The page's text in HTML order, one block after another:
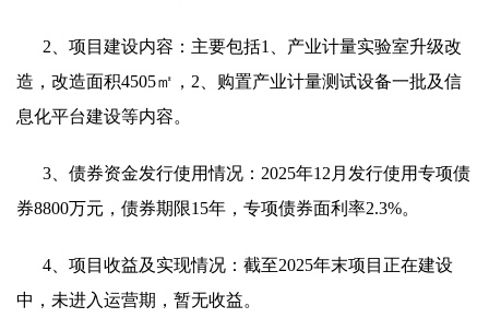
2、项目建设内容：主要包括1、产业计量实验室升级改
造，改造面积4505㎡，2、购置产业计量测试设备一批及信
息化平台建设等内容。
3、 债券资金发行使用情况： 2025年12月发行使用专项债
券8800万元，债券期限15年，专项债券面利率2.3%。
4、项目收益及实现情况：截至2025年末项目正在建设
中，未进入运营期，暂无收益。